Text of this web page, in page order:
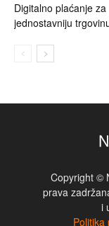
Digitalno plaćanje za
jednostavniju
Copyright ©
prava
i
Politika